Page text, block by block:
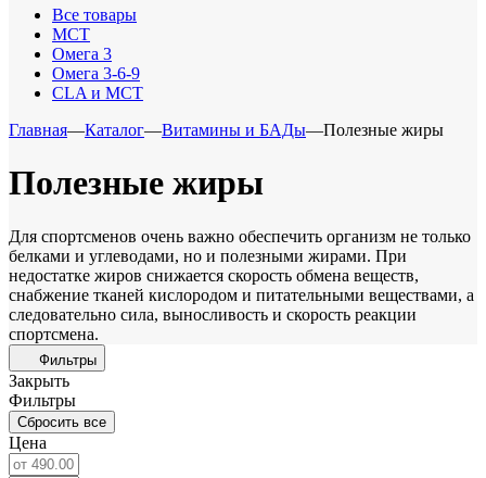
Все товары
MCT
Омега 3
Омега 3-6-9
CLA и MCT
Главная—Каталог—Витамины и БАДы—Полезные жиры
Полезные жиры
Для спортсменов очень важно обеспечить организм не только
белками и углеводами, но и полезными жирами. При
недостатке жиров снижается скорость обмена веществ,
снабжение тканей кислородом и питательными веществами, а
следовательно сила, выносливость и скорость реакции
спортсмена.
Фильтры
Закрыть
Фильтры
Сбросить все
Цена